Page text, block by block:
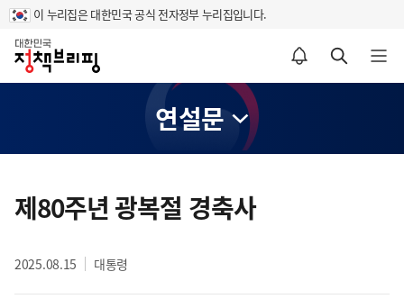
이 누리집은 대한민국 공식 전자정부 누리집입니다.
홈
알림설정 바로가기 검색 바로가기 메뉴 열기
연설문
텐
츠
역
제80주년 광복절 경축사
2025.08.15 대통령